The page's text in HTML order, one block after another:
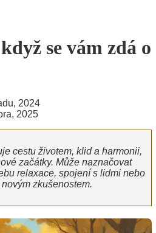
se vám zdá o
2024
2025
cestu životem, klid a harmonii,
začátky. Může naznačovat
relaxace, spojení s lidmi nebo
zkušenostem.